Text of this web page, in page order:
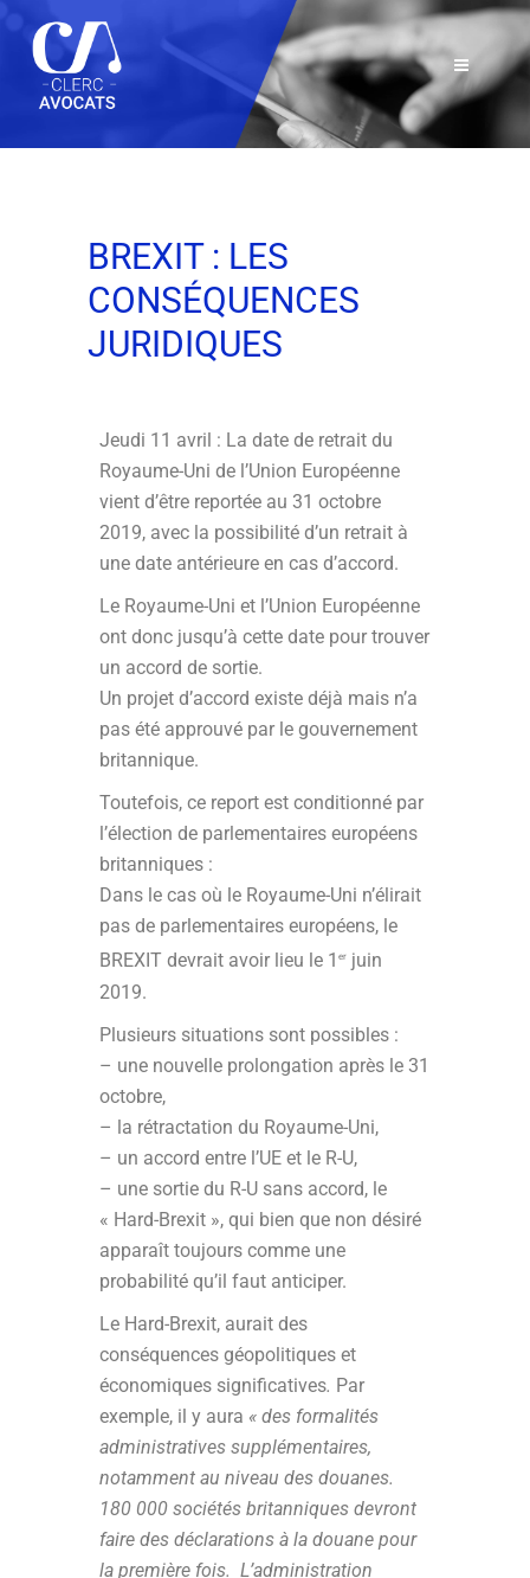
BREXIT : LES
CONSÉQUENCES
JURIDIQUES
Jeudi 11 avril : La date de retrait du
Royaume-Uni de l’Union Européenne
vient d’être reportée au 31 octobre
2019, avec la possibilité d’un retrait à
une date antérieure en cas d’accord.
Le Royaume-Uni et l’Union Européenne
ont donc jusqu’à cette date pour trouver
un accord de sortie.
Un projet d’accord existe déjà mais n’a
pas été approuvé par le gouvernement
britannique.
Toutefois, ce report est conditionné par
l’élection de parlementaires européens
britanniques :
Dans le cas où le Royaume-Uni n’élirait
pas de parlementaires européens, le
BREXIT devrait avoir lieu le 1 er juin
2019.
Plusieurs situations sont possibles :
– une nouvelle prolongation après le 31
octobre,
– la rétractation du Royaume-Uni,
– un accord entre l’UE et le R-U,
– une sortie du R-U sans accord, le
« Hard-Brexit », qui bien que non désiré
apparaît toujours comme une
probabilité qu’il faut anticiper.
Le Hard-Brexit, aurait des
conséquences géopolitiques et
économiques significatives. Par
exemple, il y aura « des formalités
administratives supplémentaires,
notamment au niveau des douanes.
180 000 sociétés britanniques devront
faire des déclarations à la douane pour
la première fois. L’administration